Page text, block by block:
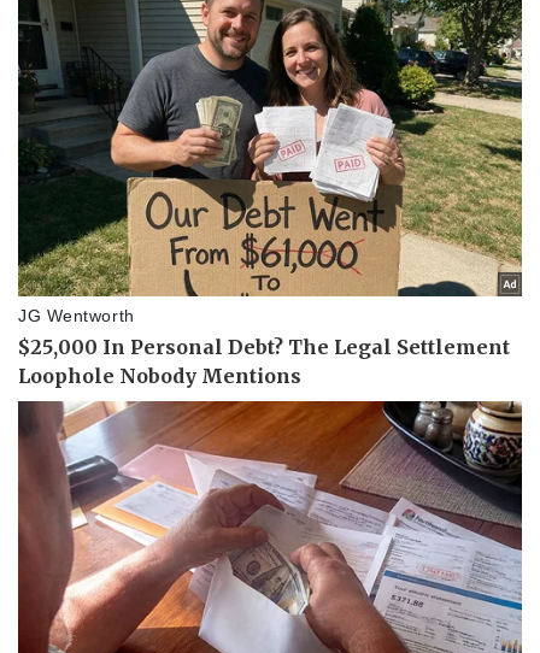
Thể thao
Lịch thi đấu bóng đá
Thế giới thể thao
eSports
Hậu trường
Ô tô - Xe máy
Xe máy
Tư vấn